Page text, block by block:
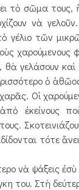
τὸ σῶμα τους,
νὰ
γέλιο τῶν
χαρούμενους
γελάσουν
ὁ
Οἱ
ἐκείνους
τότε
νὰ ψάξεις
του. Στὴ